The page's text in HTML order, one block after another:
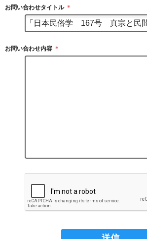
お問い合わせタイトル ＊
お問い合わせ内容 ＊